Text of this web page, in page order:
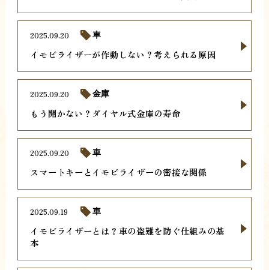
イモビライザーが作動しない？考えられる原因
2025.09.20 車
もう開かない？ダイヤル式金庫の寿命
2025.09.20 金庫
スマートキーとイモビライザーの密接な関係
2025.09.20 車
イモビライザーとは？車の盗難を防ぐ仕組みの基
本
2025.09.19 車